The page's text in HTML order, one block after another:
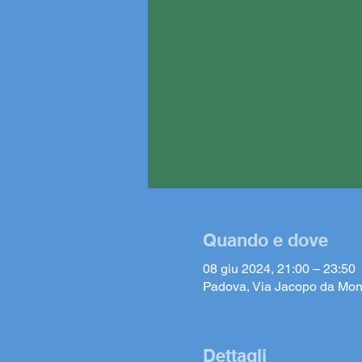
Quando e dove
08 giu 2024, 21:00 – 23:50
Padova, Via Jacopo da
Dettagli